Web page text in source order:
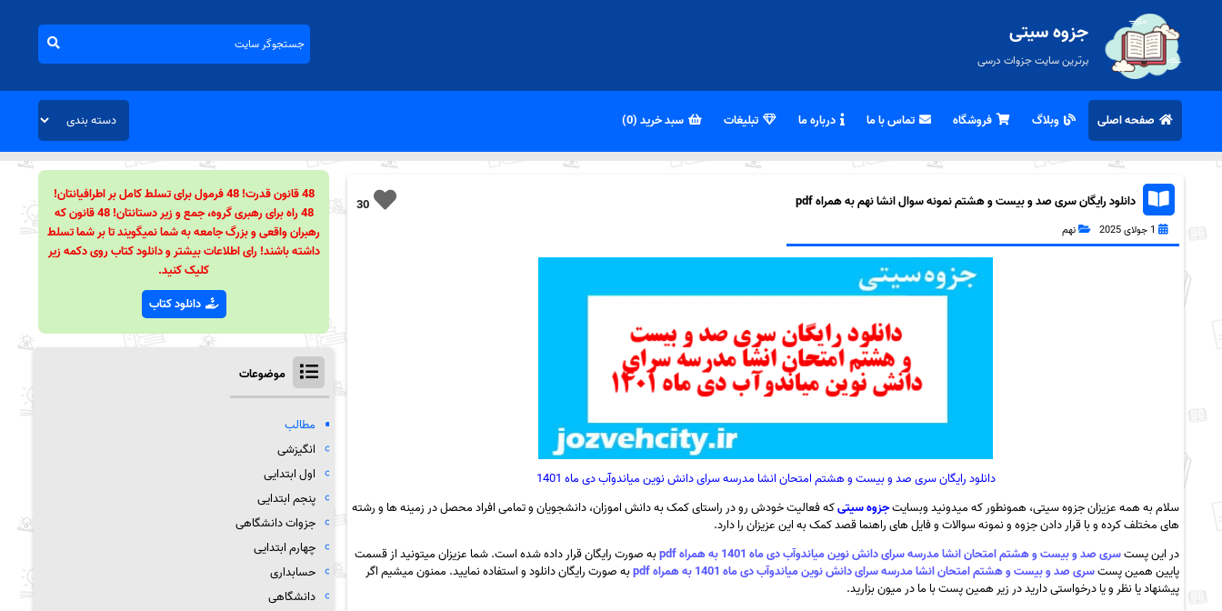
جزوه سیتی
برترین سایت جزوات درسی
صفحه اصلی وبلاگ فروشگاه تماس با ما درباره ما تبلیغات سبد خرید (0)
30 دانلود رایگان سری صد و بیست و هشتم نمونه سوال انشا نهم به همراه pdf
1 جولای 2025 نهم
دانلود رایگان سری صد و بیست و هشتم امتحان انشا مدرسه سرای دانش نوین میاندوآب دی ماه 1401
سلام به همه عزیزان جزوه سیتی، همونطور که میدونید وبسایتجزوه سیتیکه فعالیت خودش رو در راستای کمک به دانش اموزان، دانشجویان و تمامی افراد محصل در زمینه ها و رشته
های مختلف کرده و با قرار دادن جزوه و نمونه سوالات و فایل های راهنما قصد کمک به این عزیزان را دارد.
در این پستسری صد و بیست و هشتم امتحان انشا مدرسه سرای دانش نوین میاندوآب دی ماه 1401 به همراه pdf
به صورت رایگان قرار داده شده است. شما عزیزان میتونید از قسمت
پایین همین پستسری صد و بیست و هشتم امتحان انشا مدرسه سرای دانش نوین میاندوآب دی ماه 1401 به همراه pdf
به صورت رایگان دانلود و استفاده نمایید. ممنون میشیم اگر
پیشنهاد یا نظر و یا درخواستی دارید در زیر همین پست با ما در میون بزارید.
48 قانون قدرت! 48 فرمول برای تسلط کامل بر اطرافیانتان!
48 راه برای رهبری گروه، جمع و زیر دستانتان! 48 قانون که
رهبران واقعی و بزرگ جامعه به شما نمیگویند تا بر شما تسلط
داشته باشند! رای اطلاعات بیشتر و دانلود کتاب روی دکمه زیر
کلیک کنید.
دانلود کتاب
موضوعات
مطالب
انگیزشی
اول ابتدایی
پنجم ابتدایی
جزوات دانشگاهی
چهارم ابتدایی
حسابداری
دانشگاهی